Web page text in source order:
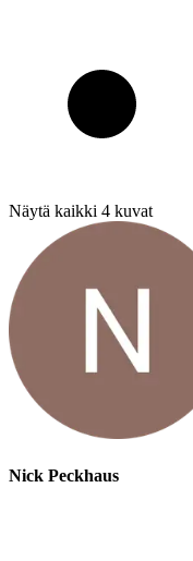
Näytä kaikki 4 kuvat
Nick Peckhaus